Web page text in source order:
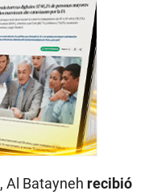
Al Batayneh recibió